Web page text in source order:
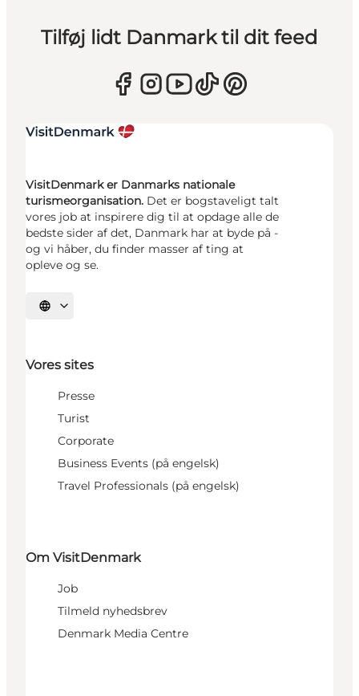
Tilføj lidt Danmark til dit feed
VisitDenmark er Danmarks nationale
turismeorganisation. Det er bogstaveligt talt
vores job at inspirere dig til at opdage alle de
bedste sider af det, Danmark har at byde på -
og vi håber, du finder masser af ting at
opleve og se.
Vælg sprog
Vores sites
Presse
Turist
Corporate
Business Events (på engelsk)
Travel Professionals (på engelsk)
Om VisitDenmark
Job
Tilmeld nyhedsbrev
Denmark Media Centre